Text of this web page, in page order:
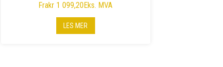
Frakr 1 099,20Eks. MVA
LES MER